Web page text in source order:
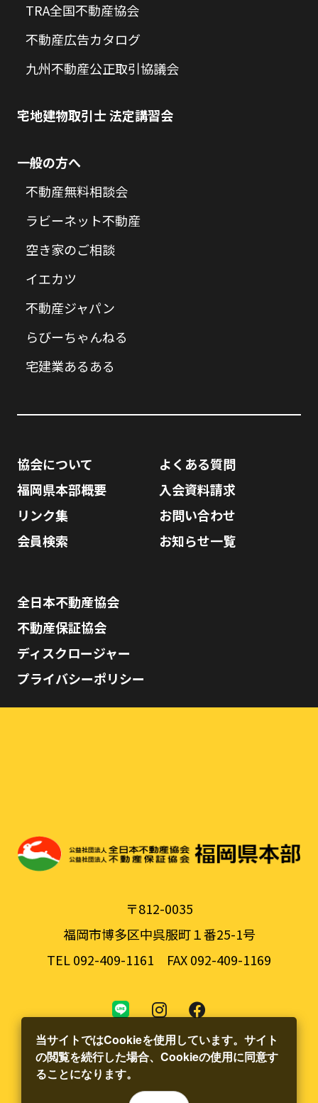
当サイトではCookieを使用しています。サイト
の閲覧を続行した場合、Cookieの使用に同意す
ることになります。
TRA全国不動産協会
不動産広告カタログ
九州不動産公正取引協議会
宅地建物取引士 法定講習会
一般の方へ
不動産無料相談会
ラビーネット不動産
空き家のご相談
イエカツ
不動産ジャパン
らびーちゃんねる
宅建業あるある
協会について
福岡県本部概要
リンク集
会員検索
よくある質問
入会資料請求
お問い合わせ
お知らせ一覧
全日本不動産協会
不動産保証協会
ディスクロージャー
プライバシーポリシー
〒812-0035
福岡市博多区中呉服町１番25-1号
TEL 092-409-1161
FAX 092-409-1169